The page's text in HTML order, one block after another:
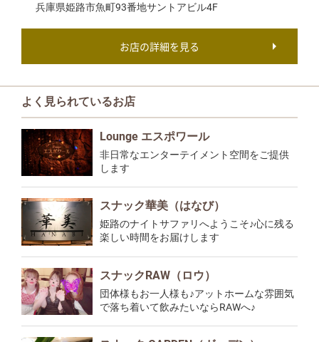
兵庫県姫路市魚町93番地サントアビル4F
お店の詳細を見る
よく見られているお店
Lounge エスポワール
非日常なエンターテイメント空間をご提供
します
スナック華美（はなび）
姫路のナイトサファリへようこそ♪心に残る
楽しい時間をお届けします
スナックRAW（ロウ）
団体様もお一人様も♪アットホームな雰囲気
で落ち着いて飲みたいならRAWへ♪